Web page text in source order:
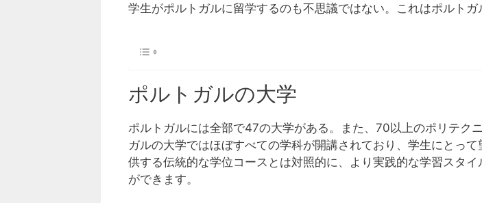
学生がポルトガルに留学するのも不思議ではない。これはポルトガ
ポルトガルの大学
ポルトガルには全部で47の大学がある。また、70以上のポリテク
ガルの大学ではほぼすべての学科が開講されており、学生にとっ
供する伝統的な学位コースとは対照的に、より実践的な学習スタ
ができます。